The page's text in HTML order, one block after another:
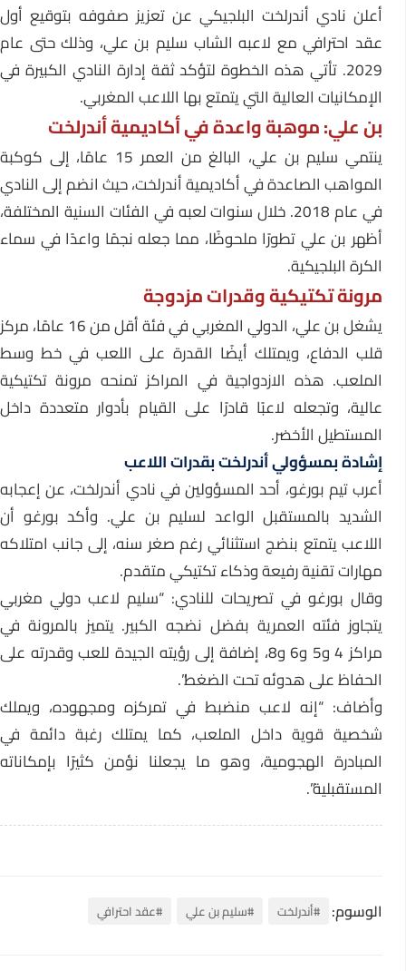
أعلن نادي أندرلخت البلجيكي عن تعزيز صفوفه بتوقيع أول
عقد احترافي مع لاعبه الشاب سليم بن علي، وذلك حتى عام
2029. تأتي هذه الخطوة لتؤكد ثقة إدارة النادي الكبيرة في
الإمكانيات العالية التي يتمتع بها اللاعب المغربي.
بن علي: موهبة واعدة في أكاديمية أندرلخت
ينتمي سليم بن علي، البالغ من العمر 15 عامًا، إلى كوكبة
المواهب الصاعدة في أكاديمية أندرلخت، حيث انضم إلى النادي
في عام 2018. خلال سنوات لعبه في الفئات السنية المختلفة،
أظهر بن علي تطورًا ملحوظًا، مما جعله نجمًا واعدًا في سماء
الكرة البلجيكية.
مرونة تكتيكية وقدرات مزدوجة
يشغل بن علي، الدولي المغربي في فئة أقل من 16 عامًا، مركز
قلب الدفاع، ويمتلك أيضًا القدرة على اللعب في خط وسط
الملعب. هذه الازدواجية في المراكز تمنحه مرونة تكتيكية
عالية، وتجعله لاعبًا قادرًا على القيام بأدوار متعددة داخل
المستطيل الأخضر.
إشادة بمسؤولي أندرلخت بقدرات اللاعب
أعرب تيم بورغو، أحد المسؤولين في نادي أندرلخت، عن إعجابه
الشديد بالمستقبل الواعد لسليم بن علي. وأكد بورغو أن
اللاعب يتمتع بنضج استثنائي رغم صغر سنه، إلى جانب امتلاكه
مهارات تقنية رفيعة وذكاء تكتيكي متقدم.
وقال بورغو في تصريحات للنادي: “سليم لاعب دولي مغربي
يتجاوز فئته العمرية بفضل نضجه الكبير. يتميز بالمرونة في
مراكز 4 و5 و6 و8، إضافة إلى رؤيته الجيدة للعب وقدرته على
الحفاظ على هدوئه تحت الضغط”.
وأضاف: “إنه لاعب منضبط في تمركزه ومجهوده، ويملك
شخصية قوية داخل الملعب، كما يمتلك رغبة دائمة في
المبادرة الهجومية، وهو ما يجعلنا نؤمن كثيرًا بإمكاناته
المستقبلية”.
الوسوم: #أندرلخت #سليم بن علي #عقد احترافي